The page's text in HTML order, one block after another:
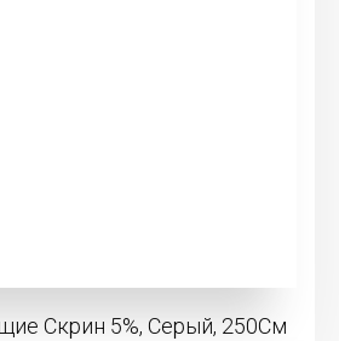
Скрин 5%, Серый, 250См